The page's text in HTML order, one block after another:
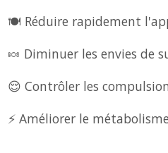
🍽️ Réduire rapidement
🍬 Diminuer les envies de
😌 Contrôler les
⚡ Améliorer le